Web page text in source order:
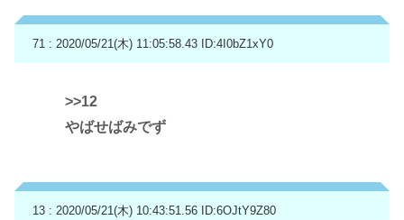
71 : 2020/05/21(木) 11:05:58.43 ID:4I0bZ1xY0
>>12
やばせばみでず
13 : 2020/05/21(木) 10:43:51.56 ID:6OJtY9Z80